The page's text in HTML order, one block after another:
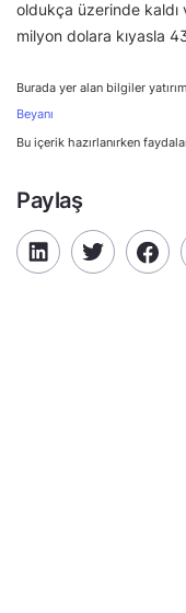
oldukça üzerinde kaldı
milyon dolara kıyasla
Burada yer alan bilgiler
Beyanı
Bu içerik hazırlanırken
Paylaş